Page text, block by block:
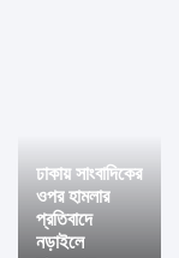
ঢাকায় সাংবাদিকের
ওপর হামলার
প্রতিবাদে
নড়াইলে